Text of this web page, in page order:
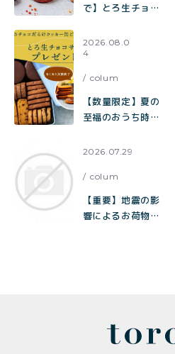
で】とろ生チョコ
ャンペーン開催
中！
2026.08.0
4
colum
【数量限定】夏の
至福のおうち時間
だらけクッキー缶
ョコサブレをプレ
ゼント
2026.07.29
colum
【重要】地震の影
響によるお荷物の